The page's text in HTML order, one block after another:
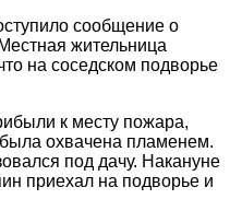
сообщение о
жительница
на соседском подворье
к месту пожара,
охвачена пламенем.
под дачу. Накануне
приехал на подворье и